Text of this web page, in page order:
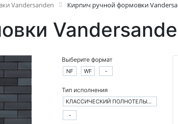
Vandersanden Кирпич ручной формовки
Выберите формат
NF WF -
Тип исполнения
КЛАССИЧЕСКИЙ ПОЛНОТЕЛЫЙ КИРПИЧ
-